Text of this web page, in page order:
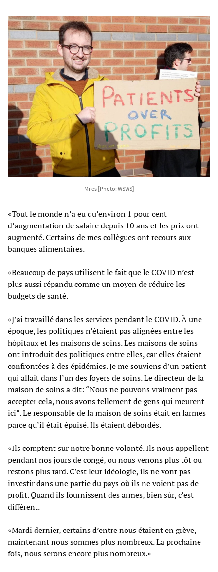
Miles [Photo: WSWS]
«Tout le monde n’a eu qu’environ 1 pour cent
d’augmentation de salaire depuis 10 ans et les prix ont
augmenté. Certains de mes collègues ont recours aux
banques alimentaires.
«Beaucoup de pays utilisent le fait que le COVID n’est
plus aussi répandu comme un moyen de réduire les
budgets de santé.
«J’ai travaillé dans les services pendant le COVID. À une
époque, les politiques n’étaient pas alignées entre les
hôpitaux et les maisons de soins. Les maisons de soins
ont introduit des politiques entre elles, car elles étaient
confrontées à des épidémies. Je me souviens d’un patient
qui allait dans l’un des foyers de soins. Le directeur de la
maison de soins a dit: “Nous ne pouvons vraiment pas
accepter cela, nous avons tellement de gens qui meurent
ici”. Le responsable de la maison de soins était en larmes
parce qu’il était épuisé. Ils étaient débordés.
«Ils comptent sur notre bonne volonté. Ils nous appellent
pendant nos jours de congé, ou nous venons plus tôt ou
restons plus tard. C’est leur idéologie, ils ne vont pas
investir dans une partie du pays où ils ne voient pas de
profit. Quand ils fournissent des armes, bien sûr, c’est
différent.
«Mardi dernier, certains d’entre nous étaient en grève,
maintenant nous sommes plus nombreux. La prochaine
fois, nous serons encore plus nombreux.»